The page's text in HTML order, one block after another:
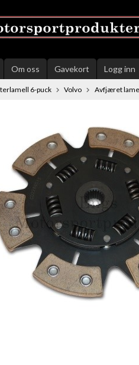
Om oss Gavekort Logg inn
6-puck Volvo Avfjæret